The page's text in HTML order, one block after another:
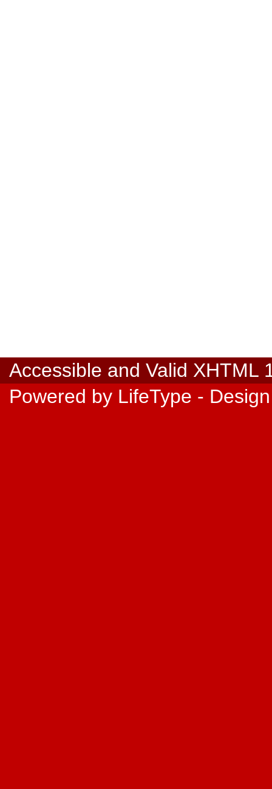
Accessible and Valid XHTML
Powered by LifeType -